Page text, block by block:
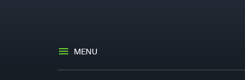
MENU